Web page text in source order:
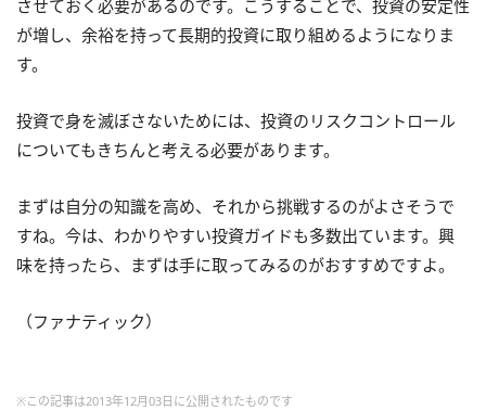
させておく必要があるのです。こうすることで、投資の安定性
が増し、余裕を持って長期的投資に取り組めるようになりま
す。
投資で身を滅ぼさないためには、投資のリスクコントロール
についてもきちんと考える必要があります。
まずは自分の知識を高め、それから挑戦するのがよさそうで
すね。今は、わかりやすい投資ガイドも多数出ています。興
味を持ったら、まずは手に取ってみるのがおすすめですよ。
（ファナティック）
※この記事は2013年12月03日に公開されたものです